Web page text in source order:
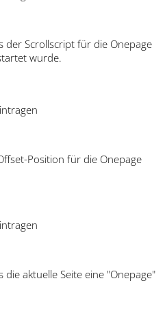
der Scrollscript für die Onepage
wurde.
Position für die Onepage
die aktuelle Seite eine "Onepage"